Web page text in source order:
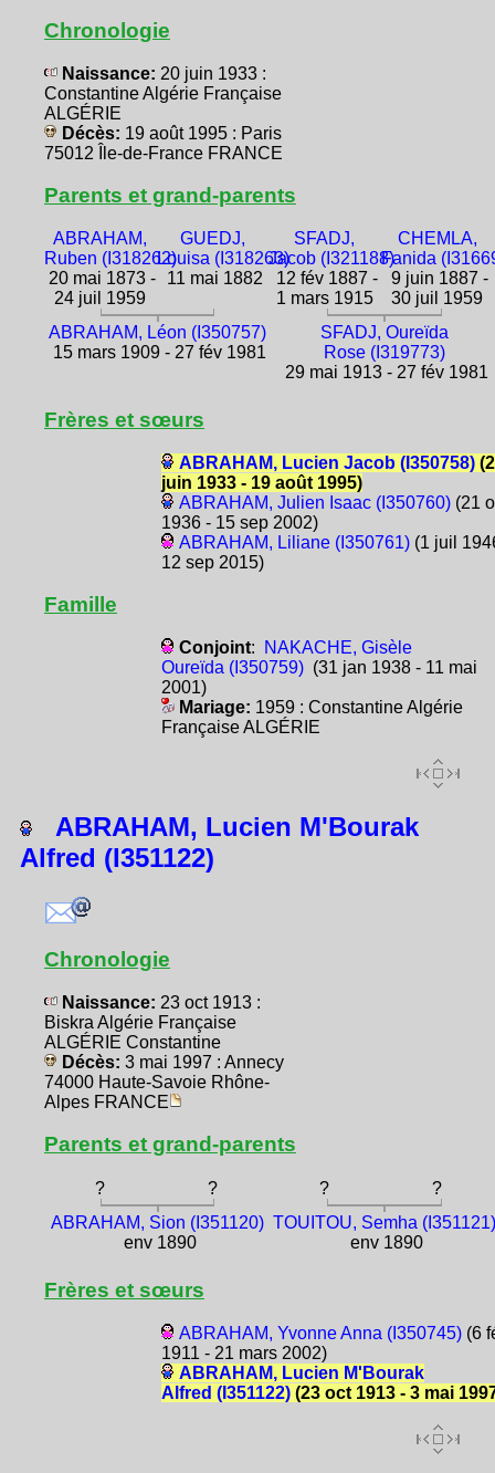
Chronologie
Naissance: 20 juin 1933 :
Constantine Algérie Française
ALGÉRIE
Décès: 19 août 1995 : Paris
75012 Île-de-France FRANCE
Parents et grand-parents
ABRAHAM,
Ruben (I318262)
20 mai 1873 -
24 juil 1959
GUEDJ,
Louisa (I318263)
11 mai 1882
SFADJ,
Jacob (I321188)
12 fév 1887 -
1 mars 1915
CHEMLA,
Fanida
9 juin 1887 -
30 juil 1959
ABRAHAM, Léon (I350757)
15 mars 1909 - 27 fév 1981
SFADJ, Oureïda
Rose (I319773)
29 mai 1913 - 27 fév 1981
Frères et sœurs
ABRAHAM, Lucien Jacob (I350758)
juin 1933 - 19 août 1995)
ABRAHAM, Julien Isaac (I350760)(21
1936 - 15 sep 2002)
ABRAHAM, Liliane (I350761)(1 juil
12 sep 2015)
Famille
Conjoint:
NAKACHE, Gisèle
Oureïda (I350759)(31 jan 1938 - 11 mai
2001)
Mariage: 1959 : Constantine Algérie
Française ALGÉRIE
ABRAHAM, Lucien M'Bourak
Alfred (I351122)
Chronologie
Naissance: 23 oct 1913 :
Biskra Algérie Française
ALGÉRIE Constantine
Décès: 3 mai 1997 : Annecy
74000 Haute-Savoie Rhône-
Alpes FRANCE
Parents et grand-parents
? ? ?
?
ABRAHAM, Sion (I351120)
env 1890
TOUITOU, Semha (I351121)
env 1890
Frères et sœurs
ABRAHAM, Yvonne Anna (I350745)(6
1911 - 21 mars 2002)
ABRAHAM, Lucien M'Bourak
Alfred (I351122)(23 oct 1913 - 3 mai